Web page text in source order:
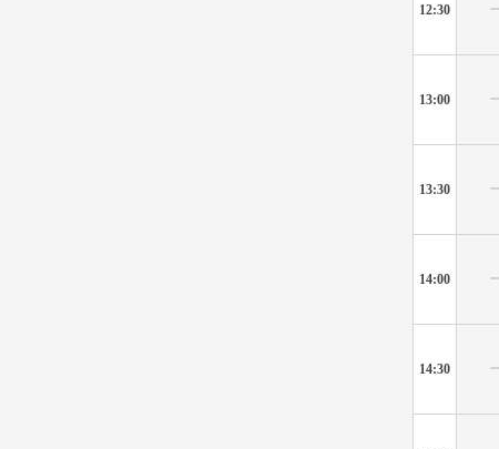
12:30
13:00
13:30
14:00
14:30